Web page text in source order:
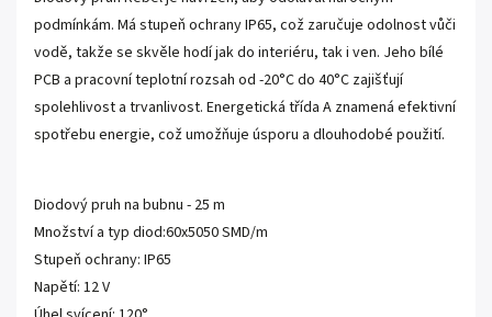
podmínkám. Má stupeň ochrany IP65, což zaručuje odolnost vůči
vodě, takže se skvěle hodí jak do interiéru, tak i ven. Jeho bílé
PCB a pracovní teplotní rozsah od -20°C do 40°C zajišťují
spolehlivost a trvanlivost. Energetická třída A znamená efektivní
spotřebu energie, což umožňuje úsporu a dlouhodobé použití.
Diodový pruh na bubnu - 25 m
Množství a typ diod:60x5050 SMD/m
Stupeň ochrany: IP65
Napětí: 12 V